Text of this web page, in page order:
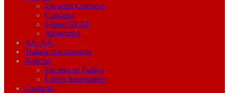
Escuelas Católicas
Concapa
Grupo GEXE
Apasconvi
AA. AA.
Trabaja con nosotros
Noticias
Escuela de Padres
Libros Interesantes
Contacto